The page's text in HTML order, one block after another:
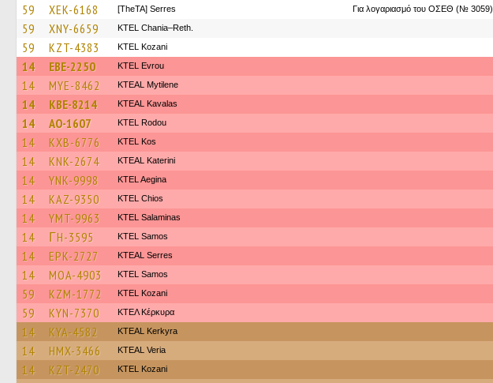
59 XEK-6168 [TheTA] Serres Για λογαριασμό του ΟΣΕΘ (№ 3059)
59 XNY-6659 KTEL Chania–Reth.
59 KZT-4383 ΚΤΕL Kozani
14 EBE-2250 KTEL Evrou
14 MYE-8462 KTEAL Mytilene
14 KBE-8214 KTEAL Kavalas
14 AO-1607 ΚΤΕL Rodou
14 KXB-6776 KTEL Kos
14 KNK-2674 KTEAL Katerini
14 YNK-9998 KTEL Aegina
14 KAZ-9350 KTEL Chios
14 YMT-9963 KTEL Salaminas
14 ΓH-3595 KTEL Samos
14 EPK-2727 KTEAL Serres
14 MOA-4903 KTEL Samos
59 KZM-1772 ΚΤΕL Kozani
59 KYN-7370 ΚΤΕΛ Κέρκυρα
14 KYA-4582 KTEAL Kerkyra
14 HMX-3466 KTEAL Veria
14 KZT-2470 ΚΤΕL Kozani